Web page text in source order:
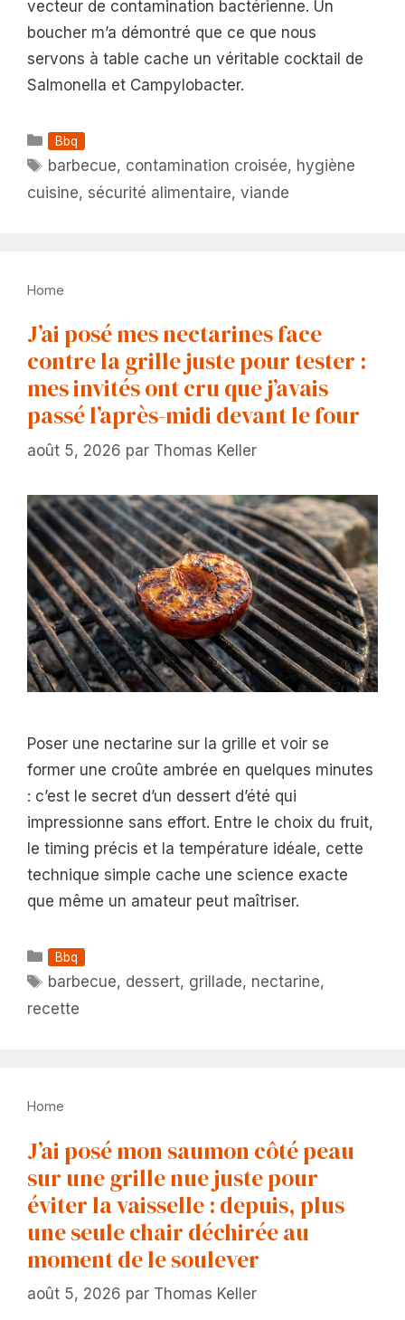
vecteur de contamination bactérienne. Un
boucher m’a démontré que ce que nous
servons à table cache un véritable cocktail de
Salmonella et Campylobacter.
Catégories
Bbq
Étiquettes
barbecue, contamination croisée, hygiène
cuisine, sécurité alimentaire, viande
Home
J’ai posé mes nectarines face
contre la grille juste pour tester :
mes invités ont cru que j’avais
passé l’après-midi devant le four
août 5, 2026 par Thomas Keller
Poser une nectarine sur la grille et voir se
former une croûte ambrée en quelques minutes
: c’est le secret d’un dessert d’été qui
impressionne sans effort. Entre le choix du fruit,
le timing précis et la température idéale, cette
technique simple cache une science exacte
que même un amateur peut maîtriser.
Catégories
Bbq
Étiquettes
barbecue, dessert, grillade, nectarine,
recette
Home
J’ai posé mon saumon côté peau
sur une grille nue juste pour
éviter la vaisselle : depuis, plus
une seule chair déchirée au
moment de le soulever
août 5, 2026 par Thomas Keller